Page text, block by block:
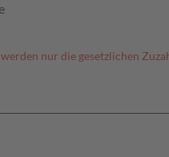
nur die gesetzlichen